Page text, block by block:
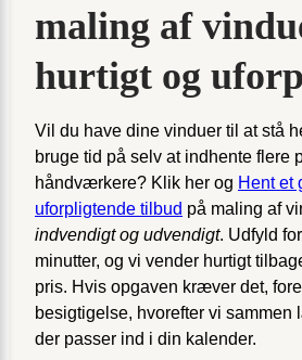
maling af
hurtigt og
Vil du have dine vinduer til at stå
bruge tid på selv at indhente flere
håndværkere? Klik her og Hent et
uforpligtende tilbud på maling af
indvendigt og udvendigt. Udfyld
minutter, og vi vender hurtigt
pris. Hvis opgaven kræver det,
besigtigelse, hvorefter vi
der passer ind i din kalender.